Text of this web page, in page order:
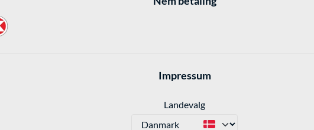
Impressum
Landevalg